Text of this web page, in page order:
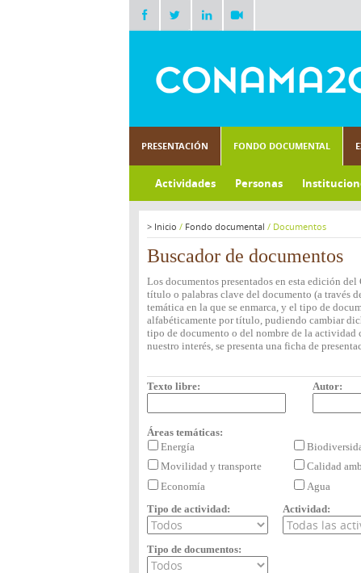
PRESENTACIÓN FONDO DOCUMENTAL
Actividades Personas
> Inicio / Fondo documental / Documentos
Buscador de documentos
Los documentos presentados en esta edición
título o palabras clave del documento (a través
temática en la que se enmarca, y el tipo de
alfabéticamente por título, pudiendo cambiar
tipo de documento o del nombre de la actividad
nuestro interés, se presenta una ficha de
Texto libre: Autor:
Áreas temáticas:
Energía
Movilidad y transporte
Calidad
Economía
Agua
Tipo de actividad:
Actividad:
Tipo de documentos: